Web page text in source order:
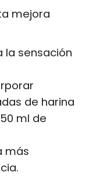
mejora
la sensación
de harina
ml de
más